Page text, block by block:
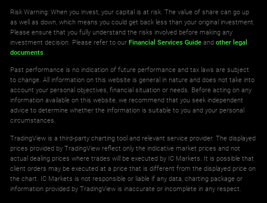
Risk Warning: When you invest, your capital is at risk. The value of share can go up
as well as down, which means you could get back less than your original investment.
Please ensure that you fully understand the risks involved before making any
investment decision. Please refer to ourFinancial Services Guide andother legal
documents.
Past performance is no indication of future performance and tax laws are subject
to change. All information on this website is general in nature and does not take into
account your personal objectives, financial situation or needs. Before acting on any
information available on this website, we recommend that you seek independent
advice to determine whether the information is suitable to you and your personal
circumstances.
TradingView is a third-party charting tool and relevant service provider. The displayed
prices provided by TradingView reflect only the indicative market prices and not
actual dealing prices where trades will be executed by IC Markets. It is possible that
client orders may be executed at a price that is different from the displayed price on
the chart. IC Markets is not responsible or liable if any data, charting package or
information provided by TradingView is inaccurate or incomplete in any respect.